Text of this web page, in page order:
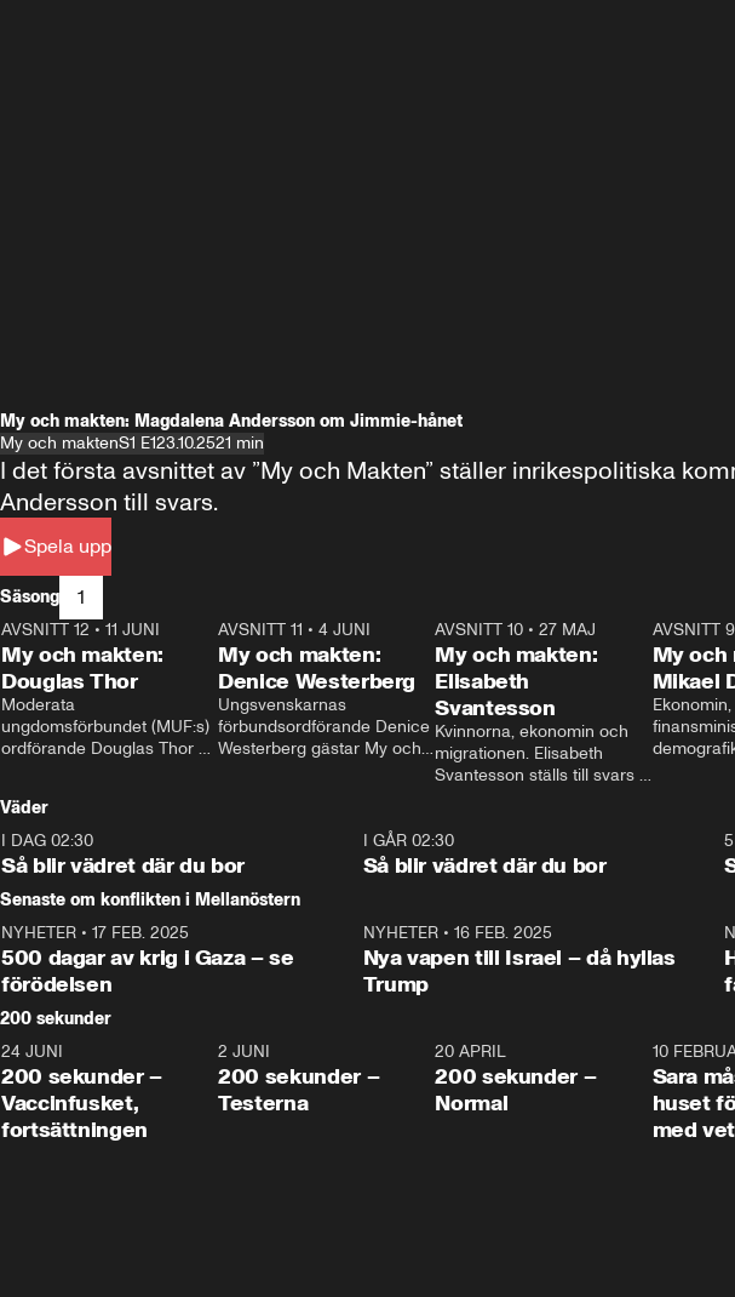
My och makten: Magdalena Andersson om Jimmie-hånet
My och maktenS1 E123.10.2521 min
Spela upp
I det första avsnittet av ”My och Makten” ställer inrikespolitiska
Andersson till svars.
Säsong 1
26:27
AVSNITT 12 • 11 JUNI
My och makten:
Douglas Thor
Moderata
ungdomsförbundet (MUF:s)
ordförande Douglas Thor
tonårsutvisningarna och hur
Moderaterna ska locka
väljare till valet i höst.
23:40
AVSNITT 11 •4 JUNI
My och makten:
Denice Westerberg
Ungsvenskarnas
förbundsordförande Denice
Westerberg gästar My och
AVSNITT 10 •27 MAJ
My och makten:
Elisabeth
Svantesson
Kvinnorna, ekonomin och
migrationen. Elisabeth
Svantesson ställs till svars
AVSNITT 9
My och
Mikael
Ekonomin,
Väder
I DAG 02:30
Så blir vädret där du bor
1:06
I GÅR 02:30
Så blir vädret där du bor
Senaste om konflikten i Mellanöstern
NYHETER • 17 FEB. 2025
500 dagar av krig i Gaza – se
förödelsen
NYHETER• 16 FEB. 2025
Nya vapen till Israel – då hyllas
Trump
200 sekunder
5:00
24 JUNI
200 sekunder –
Vaccinfusket,
fortsättningen
4:23
2 JUNI
200 sekunder –
Testerna
20 APRIL
200 sekunder –
Normal
10
Sara
huset
med